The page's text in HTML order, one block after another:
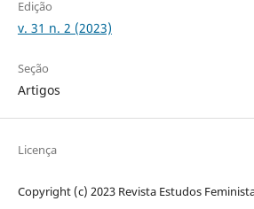
Edição
v. 31 n. 2 (2023)
Seção
Artigos
Licença
Copyright (c) 2023 Revista Estudos